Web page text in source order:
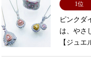
1位
ピンクダ
は、やさ
【ジュエ